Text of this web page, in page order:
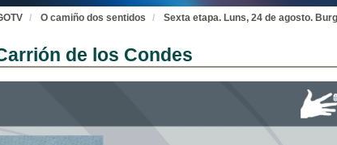
O camiño dos sentidos Sexta etapa. Luns, 24 de agosto.
de los Condes